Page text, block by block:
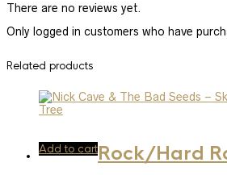
There are no reviews yet.
Only logged in customers who have
Related products
Add to cartRock/Hard